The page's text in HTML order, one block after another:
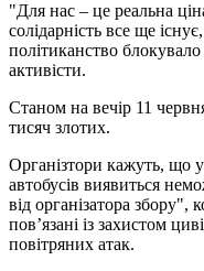
"Для нас – це реальна
солідарність все ще
політиканство
активісти.
Станом на вечір 11
тисяч злотих.
Організтори кажуть, що
автобусів виявиться
від організатора збору",
пов’язані із захистом
повітряних атак.